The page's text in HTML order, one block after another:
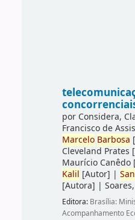
por Considera,
Francisco de
Marcelo Barbosa
Cleveland Prates
Maurício Canêdo
Kalil [Autor] |
[Autora] |
Editora: Brasília:
Acompanhamento